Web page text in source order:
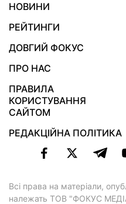
НОВИНИ
РЕЙТИНГИ
ДОВГИЙ ФОКУС
ПРО НАС
ПРАВИЛА
КОРИСТУВАННЯ
САЙТОМ
РЕДАКЦІЙНА ПОЛІТИКА
Всі права на матеріали,
належать ТОВ "ФОКУС